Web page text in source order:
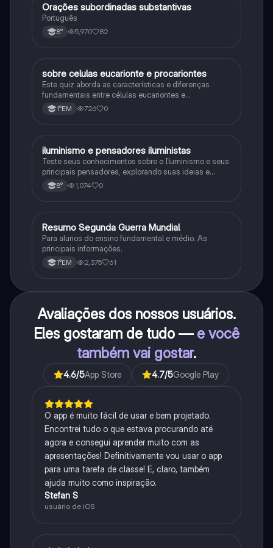
Português
Orações subordinadas substantivas
Português
8° 5,970 82
Biologia
sobre celulas eucarionte e procariontes
Este quiz aborda as características e diferenças
fundamentais entre células eucariontes e
procariontes.
1°EM 726 0
História
iluminismo e pensadores iluministas
Teste seus conhecimentos sobre o Iluminismo e seus
principais pensadores, explorando suas ideias e
impacto histórico.
8° 1,074 0
História
Resumo Segunda Guerra Mundial
Para alunos do ensino fundamental e médio. As
principais informações.
1°EM 2,375 61
Avaliações dos nossos usuários.
Eles gostaram de tudo — e você
também vai gostar.
4.6/5App Store 4.7/5Google Play
O app é muito fácil de usar e bem projetado.
Encontrei tudo o que estava procurando até
agora e consegui aprender muito com as
apresentações! Definitivamente vou usar o app
para uma tarefa de classe! E, claro, também
ajuda muito como inspiração.
Stefan S
usuário de iOS